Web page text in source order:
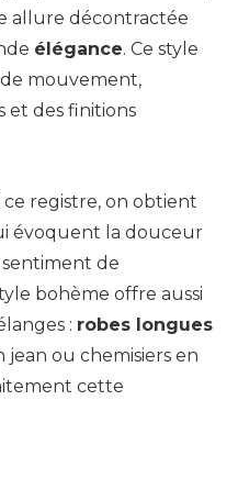
allure décontractée
élégance. Ce style
mouvement,
et des finitions
ce registre, on obtient
évoquent la douceur
sentiment de
bohème offre aussi
: robes longues
jean ou chemisiers en
cette